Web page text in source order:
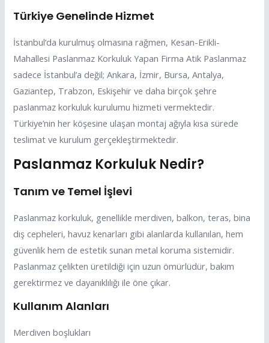
Türkiye Genelinde Hizmet
İstanbul’da kurulmuş olmasına rağmen, Kesan-Erikli-
Mahallesi Paslanmaz Korkuluk Yapan Firma Atik Paslanmaz
sadece İstanbul’a değil; Ankara, İzmir, Bursa, Antalya,
Gaziantep, Trabzon, Eskişehir ve daha birçok şehre
paslanmaz korkuluk kurulumu hizmeti vermektedir.
Türkiye’nin her köşesine ulaşan montaj ağıyla kısa sürede
teslimat ve kurulum gerçekleştirmektedir.
Paslanmaz Korkuluk Nedir?
Tanım ve Temel İşlevi
Paslanmaz korkuluk, genellikle merdiven, balkon, teras, bina
dış cepheleri, havuz kenarları gibi alanlarda kullanılan, hem
güvenlik hem de estetik sunan metal koruma sistemidir.
Paslanmaz çelikten üretildiği için uzun ömürlüdür, bakım
gerektirmez ve dayanıklılığı ile öne çıkar.
Kullanım Alanları
Merdiven boşlukları